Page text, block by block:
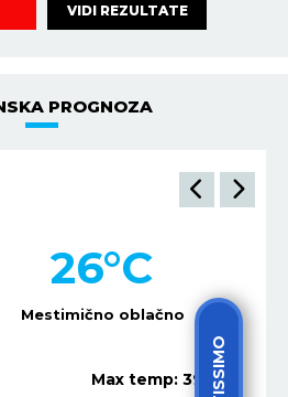
VIDI REZULTATE
PROGNOZA
Mestimično oblačno
26°C
Max temp: 39
°C